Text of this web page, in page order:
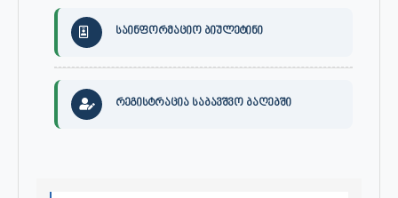
საინფორმაციო ბიულეტინი
რეგისტრაცია საბავშვო ბაღებში